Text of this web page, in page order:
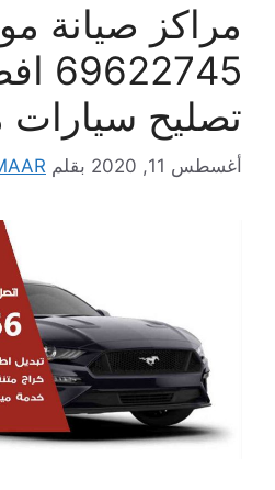
مراكز صيانة
تصليح سيارات
أغسطس 11, 2020 بقلم